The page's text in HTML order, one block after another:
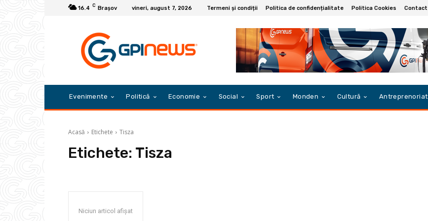
16.4 C Braşov vineri, august 7, 2026 Termeni și condiții Politica de confidențialitate Politica Cookies Contact
Evenimente Politică Economie Social Sport Monden Cultură Antreprenoriat
Acasă Etichete Tisza
Etichete: Tisza
Niciun articol afișat